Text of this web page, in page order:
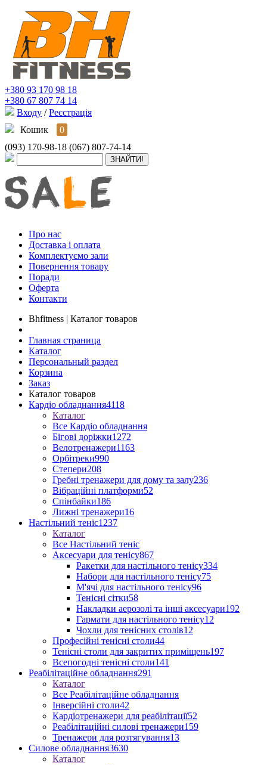
+380 93 170 98 18
+380 67 807 74 14
Входу / Реєстрація
Кошик
0
(093) 170-98-18 (067) 807-74-14
Про нас
Доставка і оплата
Комплектуємо зали
Повернення товару
Поради
Оферта
Контакти
Bhfitness | Каталог товаров
Главная страница
Каталог
Персональный раздел
Корзина
Заказ
Каталог товаров
Кардіо обладнання4118
Каталог
Все Кардіо обладнання
Бігові доріжки1272
Велотренажери1163
Орбітреки990
Степери208
Гребні тренажери для дому та залу236
Вібраційні платформи52
Спінбайки186
Лижні тренажери16
Настільний теніс1237
Каталог
Все Настільний теніс
Аксесуари для тенісу867
Ракетки для настільного тенісу334
Набори для настільного тенісу75
М'ячі для настільного тенісу96
Тенісні сітки58
Накладки аерозолі та інші аксесуари192
Гармати для настільного тенісу12
Чохли для тенісних столів12
Професійні тенісні столи44
Тенісні столи для закритих приміщень197
Всепогодні тенісні столи141
Реабілітаційне обладнання291
Каталог
Все Реабілітаційне обладнання
Інверсійні столи42
Кардіотренажери для реабілітації52
Реабілітаційні силові тренажери159
Тренажери для розтягування13
Силове обладнання3630
Каталог